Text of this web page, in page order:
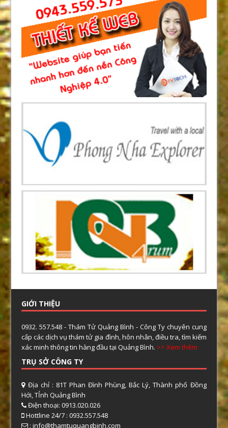
GIỚI THIỆU
0932. 557.548 - Thám Tử Quảng Bình - Công Ty chuyên cung
cấp các dịch vụ thám tử gia đình, hôn nhân, điều tra, tìm kiếm
xác minh thông tin hàng đầu tại Quảng Bình. >> Xem thêm
TRỤ SỞ CÔNG TY
Địa chỉ : 81T Phan Đình Phùng, Bắc Lý, Thành phố Đồng
Hới, TỈnh Quảng Bình
Điện thoại: 0913.020.026
Hottline 24/7 : 0932.557.548
: info@thamtuquangbinh.com